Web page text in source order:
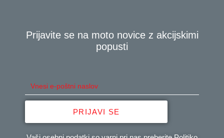
Prijavite se na moto novice z akcijskimi
popusti
PRIJAVI SE